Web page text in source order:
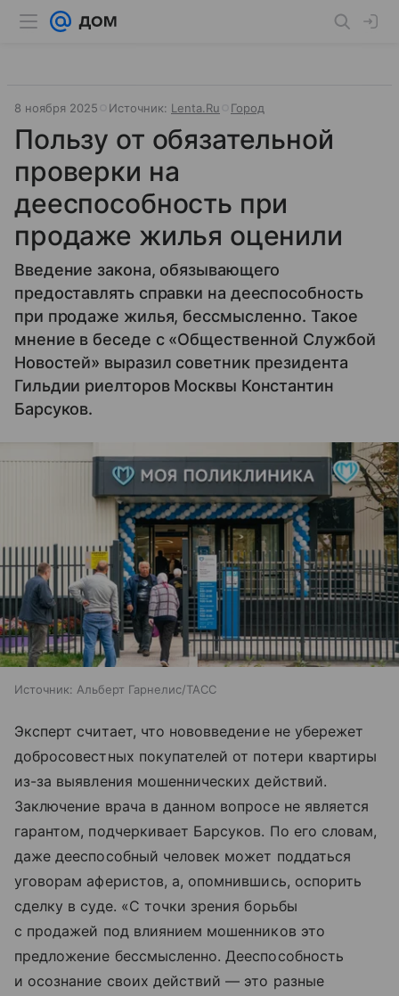
8 ноября 2025 Источник: Lenta.Ru Город
Пользу от обязательной
проверки на
дееспособность при
продаже жилья оценили
Введение закона, обязывающего
предоставлять справки на дееспособность
при продаже жилья, бессмысленно. Такое
мнение в беседе с «Общественной Службой
Новостей» выразил советник президента
Гильдии риелторов Москвы Константин
Барсуков.
Источник: Альберт Гарнелис/ТАСС
Эксперт считает, что нововведение не убережет
добросовестных покупателей от потери квартиры
из-за выявления мошеннических действий.
Заключение врача в данном вопросе не является
гарантом, подчеркивает Барсуков. По его словам,
даже дееспособный человек может поддаться
уговорам аферистов, а, опомнившись, оспорить
сделку в суде. «С точки зрения борьбы
с продажей под влиянием мошенников это
предложение бессмысленно. Дееспособность
и осознание своих действий — это разные